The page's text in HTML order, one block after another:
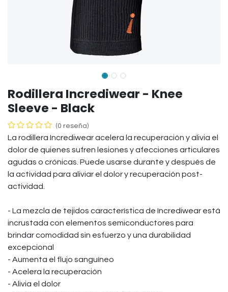
Rodillera Incrediwear - Knee
Sleeve - Black
(0 reseña)
La rodillera Incrediwear acelera la recuperación y alivia el
dolor de quienes sufren lesiones y afecciones articulares
agudas o crónicas. Puede usarse durante y después de
la actividad para aliviar el dolor y recuperación post-
actividad.
- La mezcla de tejidos característica de Incrediwear está
incrustada con elementos semiconductores para
brindar comodidad sin esfuerzo y una durabilidad
excepcional
- Aumenta el flujo sanguíneo
- Acelera la recuperación
- Alivia el dolor